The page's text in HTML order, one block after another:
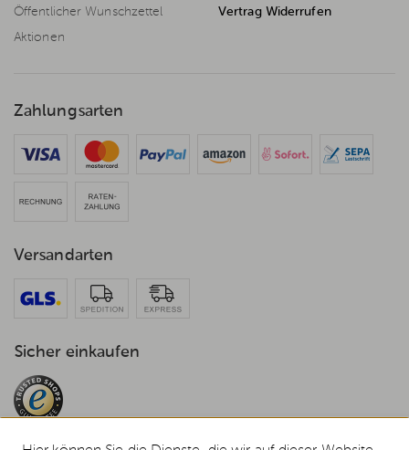
Öffentlicher Wunschzettel
Aktionen
Vertrag Widerrufen
Zahlungsarten
Versandarten
Sicher einkaufen